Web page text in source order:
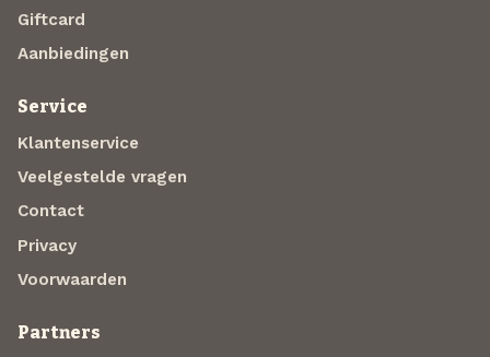
Giftcard
Aanbiedingen
Service
Klantenservice
Veelgestelde vragen
Contact
Privacy
Voorwaarden
Partners